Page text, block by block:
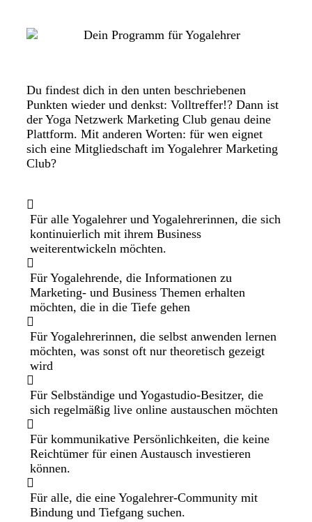
Du findest dich in den unten beschriebenen
Punkten wieder und denkst: Volltreffer!? Dann ist
der Yoga Netzwerk Marketing Club genau deine
Plattform. Mit anderen Worten: für wen eignet
sich eine Mitgliedschaft im Yogalehrer Marketing
Club?
Für alle Yogalehrer und Yogalehrerinnen, die sich
kontinuierlich mit ihrem Business
weiterentwickeln möchten.
Für Yogalehrende, die Informationen zu
Marketing- und Business Themen erhalten
möchten, die in die Tiefe gehen
Für Yogalehrerinnen, die selbst anwenden lernen
möchten, was sonst oft nur theoretisch gezeigt
wird
Für Selbständige und Yogastudio-Besitzer, die
sich regelmäßig live online austauschen möchten
Für kommunikative Persönlichkeiten, die keine
Reichtümer für einen Austausch investieren
können.
Für alle, die eine Yogalehrer-Community mit
Bindung und Tiefgang suchen.